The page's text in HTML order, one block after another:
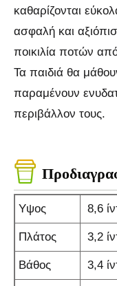
καθαρίζονται
ασφαλή και
ποικιλία ποτών
Τα παιδιά θα
παραμένουν
περιβάλλον τους.
Υψος 8,6
Πλάτος 3,2
Βάθος 3,4